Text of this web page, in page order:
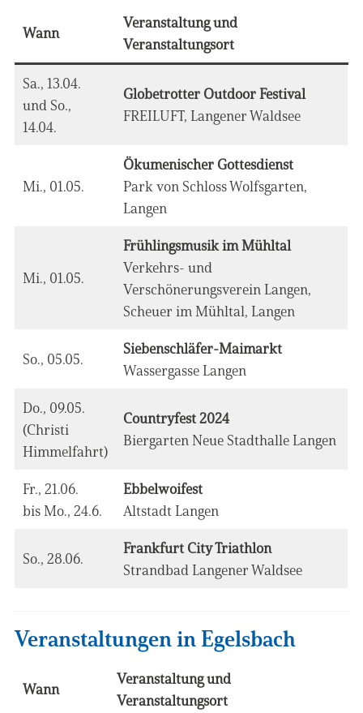
Wann
Veranstaltung und
Veranstaltungsort
Sa., 13.04.
und So.,
14.04.
Globetrotter Outdoor Festival
FREILUFT, Langener Waldsee
Mi., 01.05.
Ökumenischer Gottesdienst
Park von Schloss Wolfsgarten,
Langen
Mi., 01.05.
Frühlingsmusik im Mühltal
Verkehrs- und
Verschönerungsverein Langen,
Scheuer im Mühltal, Langen
So., 05.05.
Siebenschläfer-Maimarkt
Wassergasse Langen
Do., 09.05.
(Christi
Himmelfahrt)
Countryfest 2024
Biergarten Neue Stadthalle Langen
Fr., 21.06.
bis Mo., 24.6.
Ebbelwoifest
Altstadt Langen
So., 28.06.
Frankfurt City Triathlon
Strandbad Langener Waldsee
Veranstaltungen in Egelsbach
Wann
Veranstaltung und
Veranstaltungsort